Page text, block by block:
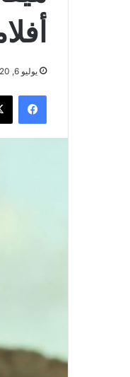
يوليو 6, 2020